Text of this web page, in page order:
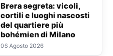
Brera segreta: vicoli,
cortili e luoghi nascosti
del quartiere più
bohémien di Milano
06 Agosto 2026